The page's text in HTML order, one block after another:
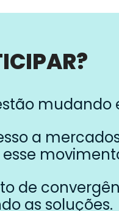
mudando
a
de
as soluções.